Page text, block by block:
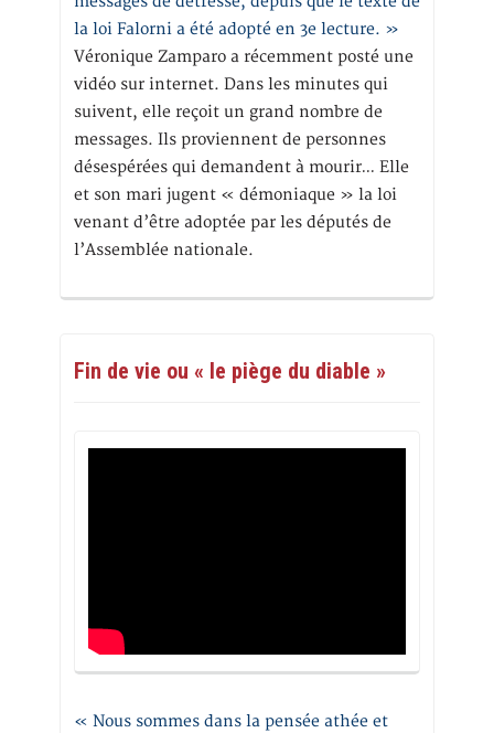
la loi Falorni a été adopté en 3e lecture. »
Véronique Zamparo a récemment posté une
vidéo sur internet. Dans les minutes qui
suivent, elle reçoit un grand nombre de
messages. Ils proviennent de personnes
désespérées qui demandent à mourir… Elle
et son mari jugent « démoniaque » la loi
venant d’être adoptée par les députés de
l’Assemblée nationale.
Fin de vie ou « le piège du diable »
« Nous sommes dans la pensée athée et